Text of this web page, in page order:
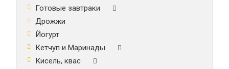
Готовые завтраки
Дрожжи
Йогурт
Кетчуп и Маринады
Кисель, квас